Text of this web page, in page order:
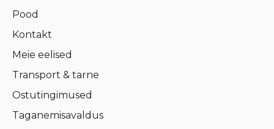
Pood
Kontakt
Meie eelised
Transport & tarne
Ostutingimused
Taganemisavaldus